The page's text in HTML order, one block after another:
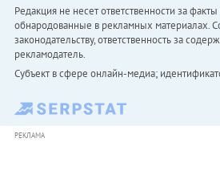
Редакция не несет ответственности за
обнародованные в рекламных материалах.
законодательству, ответственность за
рекламодатель.
Субъект в сфере онлайн-медиа;
РЕКЛАМА